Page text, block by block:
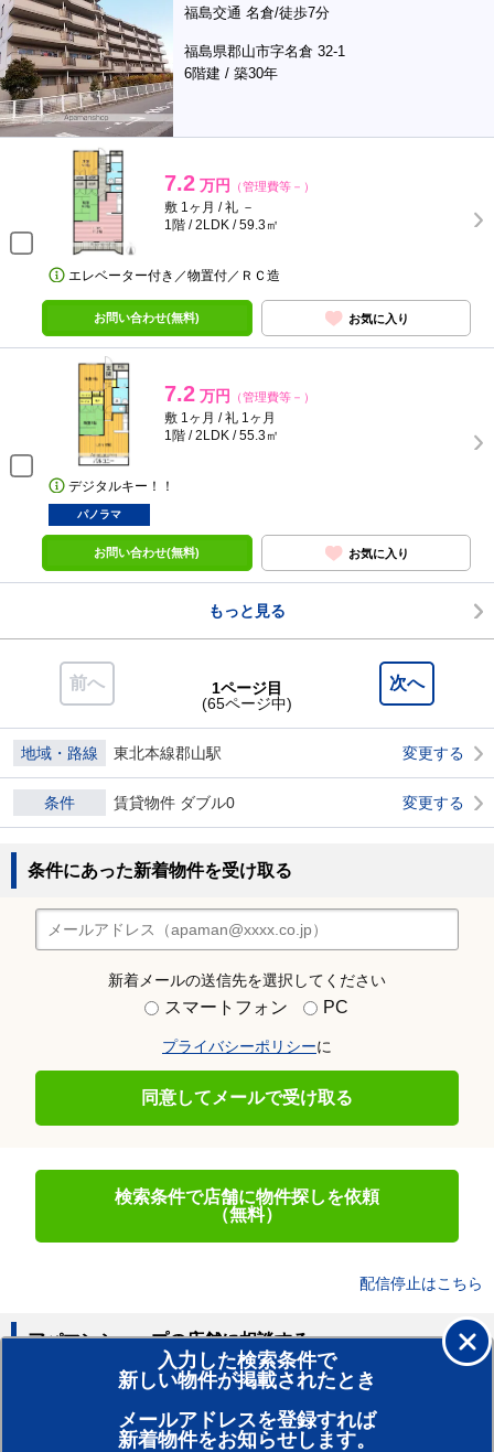
福島交通 名倉/徒歩7分
福島県郡山市字名倉 32-1
6階建 / 築30年
7.2 万円 （管理費等－）
敷 1ヶ月 / 礼 －
1階 / 2LDK / 59.3㎡
エレベーター付き／物置付／ＲＣ造
お問い合わせ(無料) お気に入り
7.2 万円 （管理費等－）
敷 1ヶ月 / 礼 1ヶ月
1階 / 2LDK / 55.3㎡
デジタルキー！！
パノラマ
お問い合わせ(無料) お気に入り
もっと見る
前へ 次へ
1ページ目
(65ページ中)
地域・路線 東北本線郡山駅 変更する
条件 賃貸物件 ダブル0 変更する
条件にあった新着物件を受け取る
新着メールの送信先を選択してください
スマートフォン PC
プライバシーポリシーに
同意してメールで受け取る
検索条件で店舗に物件探しを依頼
（無料）
配信停止はこちら
入力した検索条件で
新しい物件が掲載されたとき
メールアドレスを登録すれば
新着物件をお知らせします。
アパマンショップの店舗に相談する
賃貸のプロがお部屋探し！
おまかせ物件リクエスト